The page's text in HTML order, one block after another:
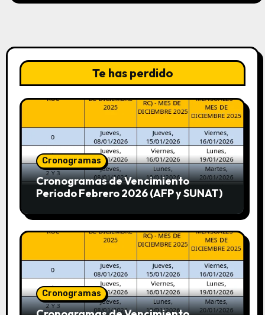
Te has perdido
Cronogramas
Cronogramas de Vencimiento
Periodo Febrero 2026 (AFP y SUNAT)
Cronogramas